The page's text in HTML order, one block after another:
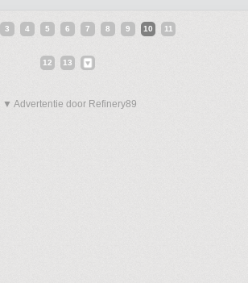
3 4 5 6 7 8 9 10 11
12 13
▼ Advertentie door Refinery89